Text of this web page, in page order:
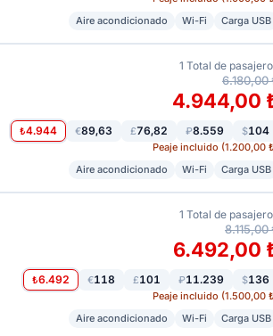
Aire acondicionado
Wi-Fi Carga USB
1 Total de
6.180,00
4.944,00
₺4.944 €89,63 £76,82 ₽8.559 $104
Peaje incluido (1.200,00
Aire acondicionado
Wi-Fi Carga USB
1 Total de
8.115,00
6.492,00
₺6.492 €118 £101 ₽11.239 $136
Peaje incluido (1.500,00
Aire acondicionado
Wi-Fi Carga USB